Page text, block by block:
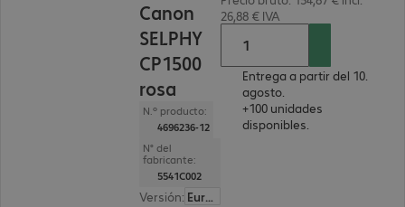
Canon
SELPHY
CP1500
rosa
N.º producto:
4696236-12
N° del
fabricante:
5541C002
Versión:
Europa
26,88 € IVA
Entrega a partir del 10.
agosto.
+100 unidades
disponibles.